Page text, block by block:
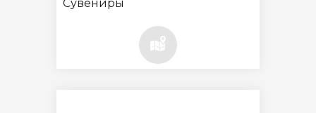
Сувениры